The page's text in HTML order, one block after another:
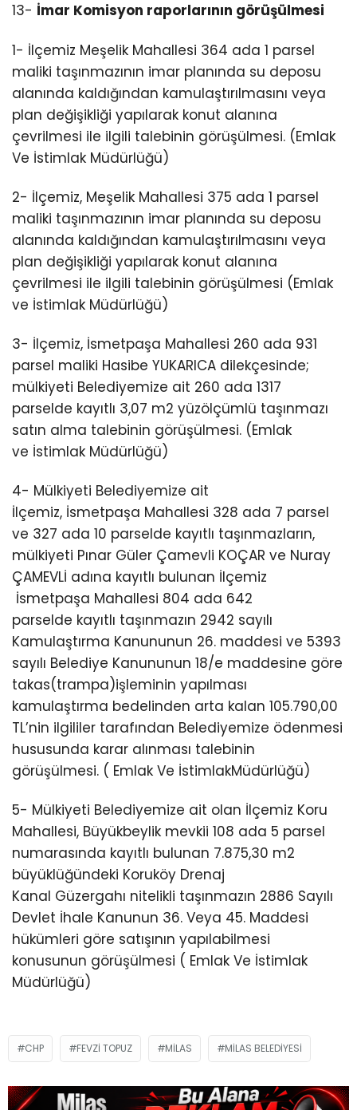
13- İmar Komisyon raporlarının görüşülmesi
1- İlçemiz Meşelik Mahallesi 364 ada 1 parsel
maliki taşınmazının imar planında su deposu
alanında kaldığından kamulaştırılmasını veya
plan değişikliği yapılarak konut alanına
çevrilmesi ile ilgili talebinin görüşülmesi. (Emlak
Ve İstimlak Müdürlüğü)
2- İlçemiz, Meşelik Mahallesi 375 ada 1 parsel
maliki taşınmazının imar planında su deposu
alanında kaldığından kamulaştırılmasını veya
plan değişikliği yapılarak konut alanına
çevrilmesi ile ilgili talebinin görüşülmesi (Emlak
ve İstimlak Müdürlüğü)
3- İlçemiz, İsmetpaşa Mahallesi 260 ada 931
parsel maliki Hasibe YUKARICA dilekçesinde;
mülkiyeti Belediyemize ait 260 ada 1317
parselde kayıtlı 3,07 m2 yüzölçümlü taşınmazı
satın alma talebinin görüşülmesi. (Emlak
ve İstimlak Müdürlüğü)
4- Mülkiyeti Belediyemize ait
İlçemiz, İsmetpaşa Mahallesi 328 ada 7 parsel
ve 327 ada 10 parselde kayıtlı taşınmazların,
mülkiyeti Pınar Güler Çamevli KOÇAR ve Nuray
ÇAMEVLİ adına kayıtlı bulunan İlçemiz
İsmetpaşa Mahallesi 804 ada 642
parselde kayıtlı taşınmazın 2942 sayılı
Kamulaştırma Kanununun 26. maddesi ve 5393
sayılı Belediye Kanununun 18/e maddesine göre
takas(trampa)işleminin yapılması
kamulaştırma bedelinden arta kalan 105.790,00
TL’nin ilgililer tarafından Belediyemize ödenmesi
hususunda karar alınması talebinin
görüşülmesi. ( Emlak Ve İstimlakMüdürlüğü)
5- Mülkiyeti Belediyemize ait olan İlçemiz Koru
Mahallesi, Büyükbeylik mevkii 108 ada 5 parsel
numarasında kayıtlı bulunan 7.875,30 m2
büyüklüğündeki Koruköy Drenaj
Kanal Güzergahı nitelikli taşınmazın 2886 Sayılı
Devlet İhale Kanunun 36. Veya 45. Maddesi
hükümleri göre satışının yapılabilmesi
konusunun görüşülmesi ( Emlak Ve İstimlak
Müdürlüğü)
CHP FEVZI TOPUZ MILAS MILAS BELEDIYESI